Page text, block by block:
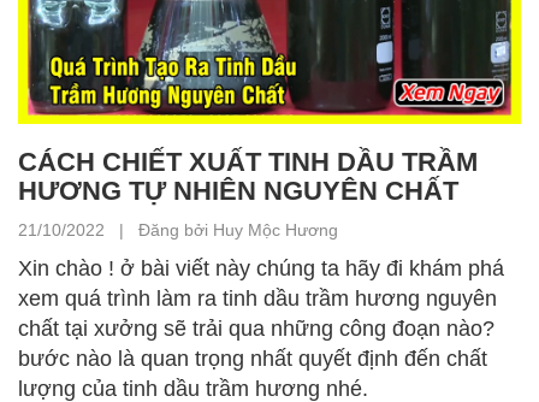
CÁCH CHIẾT XUẤT TINH DẦU TRẦM
HƯƠNG TỰ NHIÊN NGUYÊN CHẤT
21/10/2022 | Đăng bởi Huy Mộc Hương
Xin chào ! ở bài viết này chúng ta hãy đi khám phá
xem quá trình làm ra tinh dầu trầm hương nguyên
chất tại xưởng sẽ trải qua những công đoạn nào?
bước nào là quan trọng nhất quyết định đến chất
lượng của tinh dầu trầm hương nhé.